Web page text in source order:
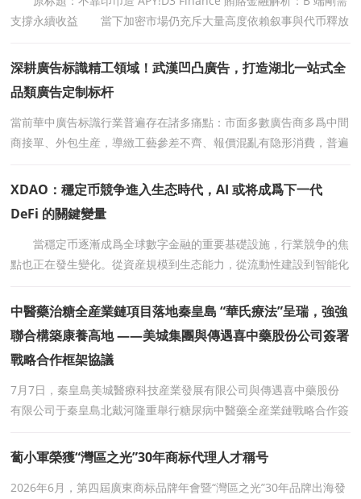
支撐永續收益 當下加密市場仍充斥大量高度依賴叙事與代币釋放
深耕廣告标識精工領域！武漢凹凸廣告，打造湖北一站式全
品類廣告定制标杆
當前華中廣告标識行業普遍存在諸多痛點：市面多數廣告商多爲中間
商接單、外包生産，導緻工藝參差不齊、報價混亂有隐形消費，普遍
XDAO：穩定币競争進入生态時代，AI 或将成爲下一代
DeFi 的關鍵變量
當穩定币逐漸成爲全球數字金融的重要基礎設施，行業競争的焦
點也正在發生變化。從資産規模到生态能力，從流動性建設到智能化
中醫藥治糖全産業鏈項目落地秦皇島 “華氏療法”呈瑞，強強
聯合構築康養高地 ——美城集團與傳遇喜中藥股份公司簽署
戰略合作框架協議
7月7日，秦皇島美城醫療科技産業發展有限公司與傳遇喜中藥股份
有限公司于秦皇島北戴河隆重舉行糖尿病中醫藥全産業鏈戰略合作簽
蔔小軍榮獲“灣區之光”30年商标代理人才稱号
2026年6月，第四屆廣東商标品牌年會暨“灣區之光”30年品牌出海發